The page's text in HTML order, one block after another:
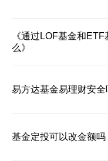
《通过LOF基金和
么》
易方达基金易理财安全
基金定投可以改金额吗